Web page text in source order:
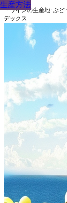
『ワインの生産地･ぶど
デックス
生産方法
生産方法
生産方法
生産方法
生産方法
生産方法
生産方法
生産方法
生産方法